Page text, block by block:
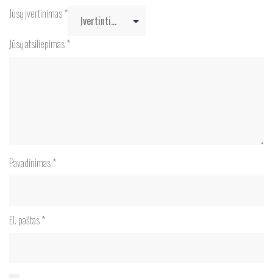
Jūsų įvertinimas*
Jūsų atsiliepimas*
Pavadinimas*
El. paštas*